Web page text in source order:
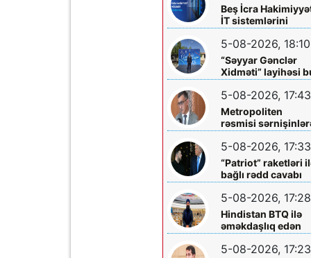
Beş İcra
İT sistemlərini
“Hökumət
buludu”na köçürdü
5-08-2026, 18:10
“Səyyar Gənclər
Xidməti” layihəsi
dəfə
5-08-2026, 17:43
Metropoliten
rəsmisi
çıxış yolu göstərdi
5-08-2026, 17:33
“Patriot” raketləri
bağlı rədd cavabı
aldı
5-08-2026, 17:28
Hindistan BTQ ilə
əməkdaşlıq edən
hüquq
təhdid edib
5-08-2026, 17:23